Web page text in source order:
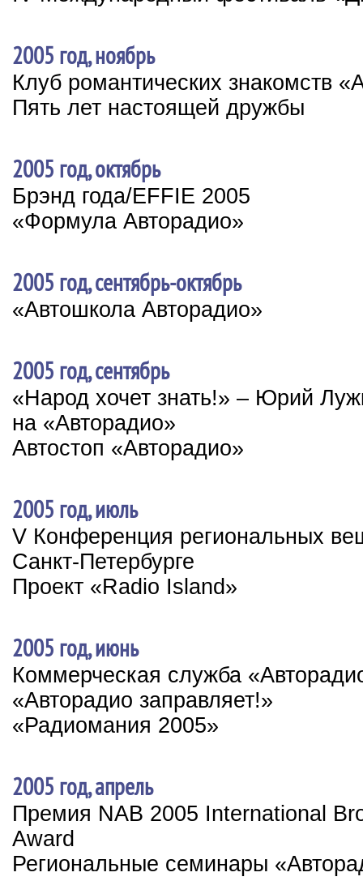
2005 год, ноябрь
Клуб романтических знакомств
Пять лет настоящей дружбы
2005 год, октябрь
Брэнд года/EFFIE 2005
«Формула Авторадио»
2005 год, сентябрь-октябрь
«Автошкола Авторадио»
2005 год, сентябрь
«Народ хочет знать!» – Юрий
на «Авторадио»
Автостоп «Авторадио»
2005 год, июль
V Конференция региональных
Санкт-Петербурге
Проект «Radio Island»
2005 год, июнь
Коммерческая служба
«Авторадио заправляет!»
«Радиомания 2005»
2005 год, апрель
Премия NAB 2005 International
Award
Региональные семинары